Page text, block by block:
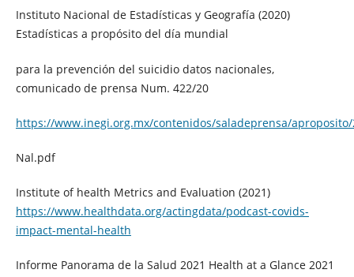
Instituto Nacional de Estadísticas y Geografía (2020)
Estadísticas a propósito del día mundial
para la prevención del suicidio datos nacionales,
comunicado de prensa Num. 422/20
https://www.inegi.org.mx/contenidos/saladeprensa/aproposito/
Nal.pdf
Institute of health Metrics and Evaluation (2021)
https://www.healthdata.org/actingdata/podcast-covids-
impact-mental-health
Informe Panorama de la Salud 2021 Health at a Glance 2021